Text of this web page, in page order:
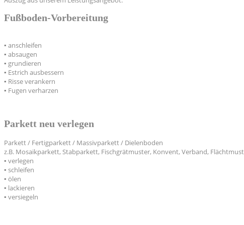
Fußboden-Vorbereitung
▪ anschleifen
▪ absaugen
▪ grundieren
▪ Estrich ausbessern
▪ Risse verankern
▪ Fugen verharzen
Parkett neu verlegen
Parkett / Fertigparkett / Massivparkett / Dielenboden
z.B. Mosaikparkett, Stabparkett, Fischgrätmuster, Konvent, Verband,
▪ verlegen
▪ schleifen
▪ ölen
▪ lackieren
▪ versiegeln